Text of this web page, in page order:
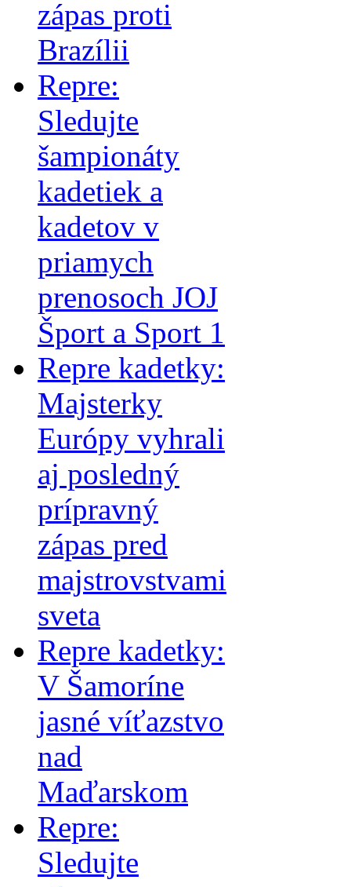
zápas proti
Brazílii
Repre:
Sledujte
šampionáty
kadetiek a
kadetov v
priamych
prenosoch JOJ
Šport a Sport 1
Repre kadetky:
Majsterky
Európy vyhrali
aj posledný
prípravný
zápas pred
majstrovstvami
sveta
Repre kadetky:
V Šamoríne
jasné víťazstvo
nad
Maďarskom
Repre:
Sledujte